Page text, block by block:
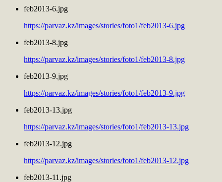
feb2013-6.jpg
https://parvaz.kz/images/stories/foto1/feb2013-6.jpg
feb2013-8.jpg
https://parvaz.kz/images/stories/foto1/feb2013-8.jpg
feb2013-9.jpg
https://parvaz.kz/images/stories/foto1/feb2013-9.jpg
feb2013-13.jpg
https://parvaz.kz/images/stories/foto1/feb2013-13.jpg
feb2013-12.jpg
https://parvaz.kz/images/stories/foto1/feb2013-12.jpg
feb2013-11.jpg